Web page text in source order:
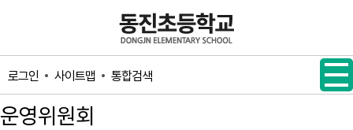
로그인 사이트맵 통합검색
운영위원회